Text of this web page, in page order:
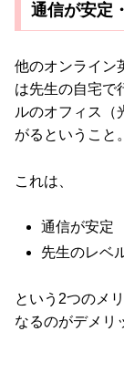
通信が安定
他のオンライン
は先生の自宅で
ルのオフィス（
がるということ。
これは、
通信が安定
先生のレベ
という2つのメ
なるのがデメリ